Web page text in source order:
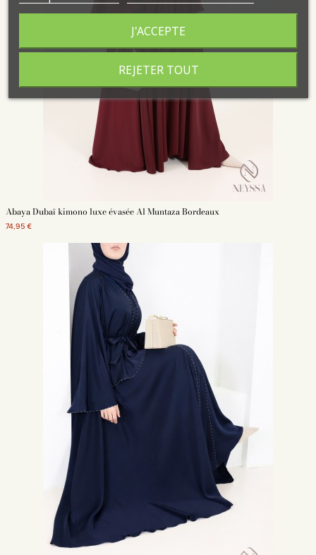
Abaya Dubaï kimono luxe évasée Al Muntaza Bordeaux
74,95 €
REJETER TOUT
J'ACCEPTE